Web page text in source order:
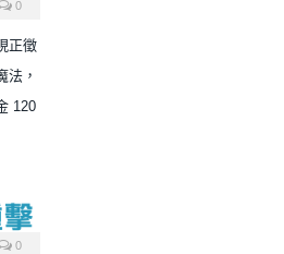
0
正徵
法，
120
0